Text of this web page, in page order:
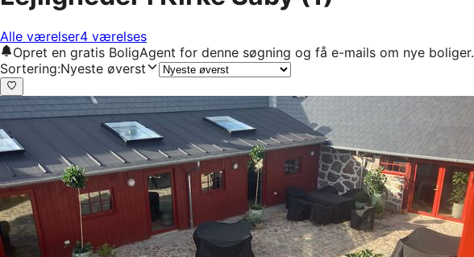
Alle værelser4 værelses
Opret en gratis BoligAgent for denne søgning og få e-mails om nye boliger.
Sortering:Nyeste øverst